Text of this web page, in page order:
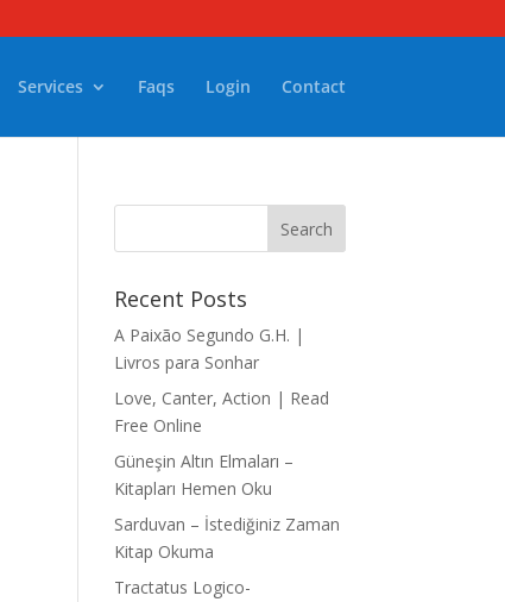
Services Faqs Login Contact
Recent Posts
A Paixão Segundo G.H. |
Livros para Sonhar
Love, Canter, Action | Read
Free Online
Güneşin Altın Elmaları –
Kitapları Hemen Oku
Sarduvan – İstediğiniz Zaman
Kitap Okuma
Tractatus Logico-